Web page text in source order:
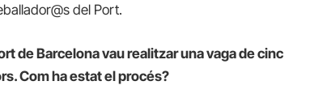
del Port.
de Barcelona vau realitzar una vaga de cinc
Com ha estat el procés?